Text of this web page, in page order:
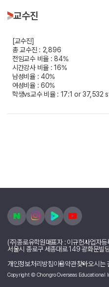
교수진
[교수진]
총 교수진 : 2,896
전임교수 비율 : 84%
시간강사 비율 : 16%
남성비율 : 40%
여성비율 : 60%
학생vs교수 비율 : 17:1 or
(주)종로유학원대표자 : 이규헌사업자
서울시 종로구 세종대로 149 광화문
개인정보처리방침이용약관찾아오시는
Copyright © Chongro Overseas Educational